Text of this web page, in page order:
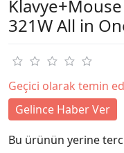
321W All in
Geçici olarak temin
Gelince Haber Ver
Bu ürünün yerine